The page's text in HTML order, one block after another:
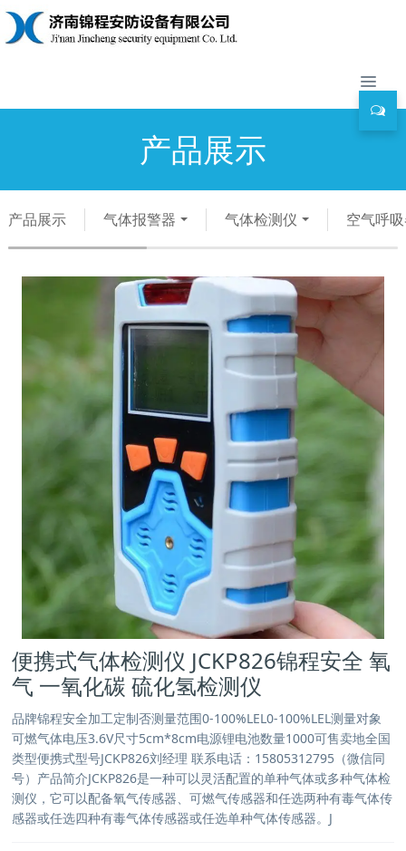
产品展示
产品展示 气体报警器 气体检测仪 空气呼
便携式气体检测仪 JCKP826锦程安全 氧
气 一氧化碳 硫化氢检测仪
品牌锦程安全加工定制否测量范围0-100%LEL0-100%LEL测量对象
可燃气体电压3.6V尺寸5cm*8cm电源锂电池数量1000可售卖地全国
类型便携式型号JCKP826刘经理 联系电话：15805312795（微信同
号）产品简介JCKP826是一种可以灵活配置的单种气体或多种气体检
测仪，它可以配备氧气传感器、可燃气传感器和任选两种有毒气体传
感器或任选四种有毒气体传感器或任选单种气体传感器。J